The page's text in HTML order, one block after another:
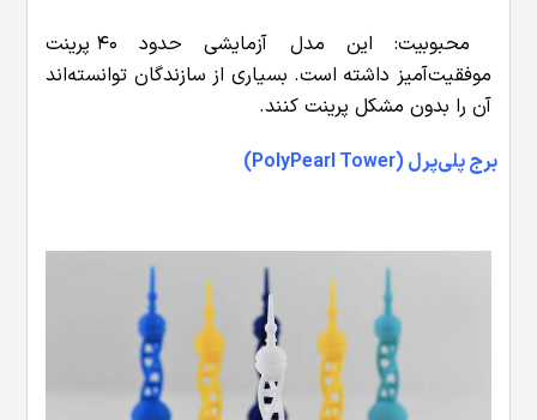
محبوبیت: این مدل آزمایشی حدود 40 پرینت
موفقیت‌آمیز داشته است. بسیاری از سازندگان توانسته‌اند
آن را بدون مشکل پرینت کنند.
برج پلی‌پرل (PolyPearl Tower)